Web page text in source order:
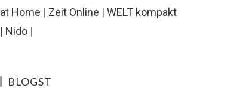
at Home | Zeit Online | WELT kompakt
| Nido |
BLOGST